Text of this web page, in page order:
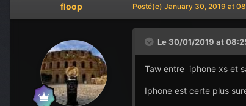
floop Posté(e) January 30, 2019 at
Le 30/01/2019 at
Taw entre iphone xs et
Iphone est certe plus